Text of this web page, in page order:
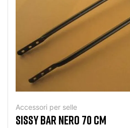
Accessori per selle
SISSY BAR NERO 70 CM